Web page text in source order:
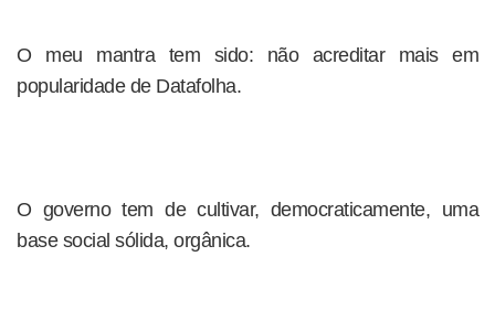
O meu mantra tem sido: não acreditar mais em
popularidade de Datafolha.
O governo tem de cultivar, democraticamente, uma
base social sólida, orgânica.